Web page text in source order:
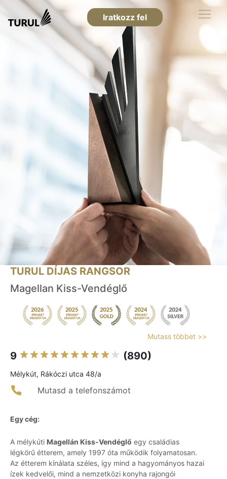
Iratkozz fel
TURUL DÍJAS RANGSOR
Magellan Kiss-Vendéglő
Mutass többet >>
9 (890)
Mélykút, Rákóczi utca 48/a
Mutasd a telefonszámot
Egy cég:
A mélykúti Magellán Kiss-Vendéglő egy családias
légkörű étterem, amely 1997 óta működik folyamatosan.
Az étterem kínálata széles, így mind a hagyományos hazai
ízek kedvelői, mind a nemzetközi konyha rajongói